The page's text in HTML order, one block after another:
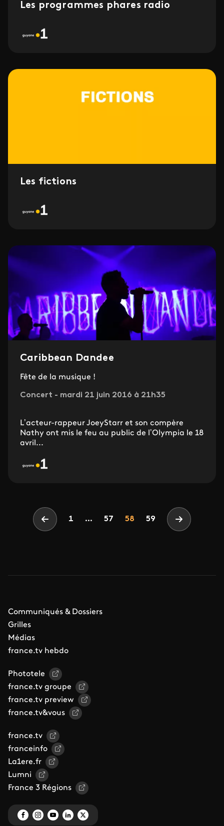
Les programmes phares radio
Les fictions
Caribbean Dandee
Fête de la musique !
Concert - mardi 21 juin 2016 à 21h35
L’acteur-rappeur JoeyStarr et son compère
Nathy ont mis le feu au public de l’Olympia le 18
avril...
Pagination
Page précédente
1 ... Page
57 Page
58 Page
59 Page
Communiqués & Dossiers
Grilles
Médias
france.tv hebdo
Phototele
france.tv groupe
france.tv preview
france.tv&vous
france.tv
franceinfo
La1ere.fr
Lumni
France 3 Régions